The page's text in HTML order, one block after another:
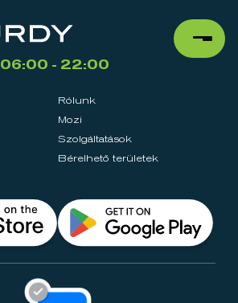
06:00 - 22:00
Rólunk
Mozi
Szolgáltatások
Bérelhető területek